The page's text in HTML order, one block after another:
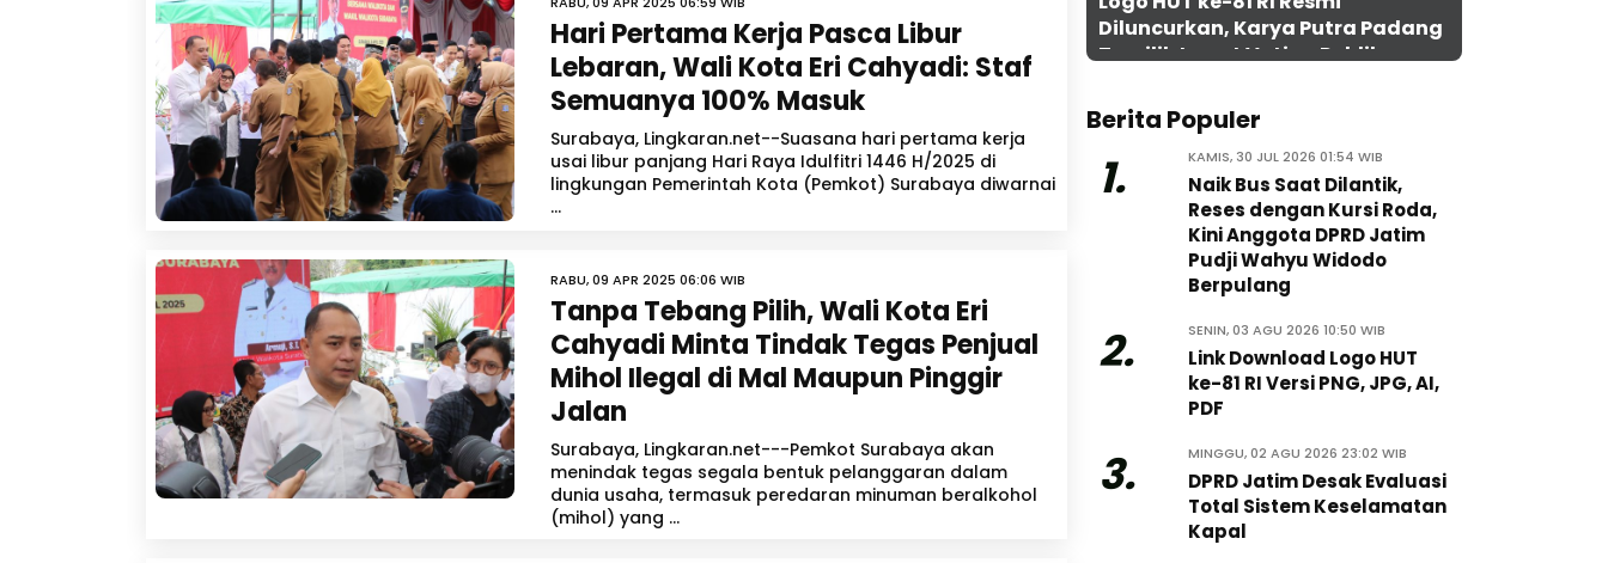
Hari Pertama Kerja Pasca Libur
Lebaran, Wali Kota Eri Cahyadi: Staf
Semuanya 100% Masuk
Surabaya, Lingkaran.net--Suasana hari pertama kerja
usai libur panjang Hari Raya Idulfitri 1446 H/2025 di
lingkungan Pemerintah Kota (Pemkot) Surabaya diwarnai
...
RABU, 09 APR 2025 06:06 WIB
Tanpa Tebang Pilih, Wali Kota Eri
Cahyadi Minta Tindak Tegas Penjual
Mihol Ilegal di Mal Maupun Pinggir
Jalan
Surabaya, Lingkaran.net---Pemkot Surabaya akan
menindak tegas segala bentuk pelanggaran dalam
dunia usaha, termasuk peredaran minuman beralkohol
(mihol) yang ...
Diluncurkan, Karya Putra Padang
Terpilih Lewat Voting Publik
Berita Populer
1. KAMIS, 30 JUL 2026 01:54 WIB
Naik Bus Saat Dilantik,
Reses dengan Kursi Roda,
Kini Anggota DPRD Jatim
Pudji Wahyu Widodo
Berpulang
2. SENIN, 03 AGU 2026 10:50 WIB
Link Download Logo HUT
ke-81 RI Versi PNG, JPG, AI,
PDF
3. MINGGU, 02 AGU 2026 23:02 WIB
DPRD Jatim Desak Evaluasi
Total Sistem Keselamatan
Kapal